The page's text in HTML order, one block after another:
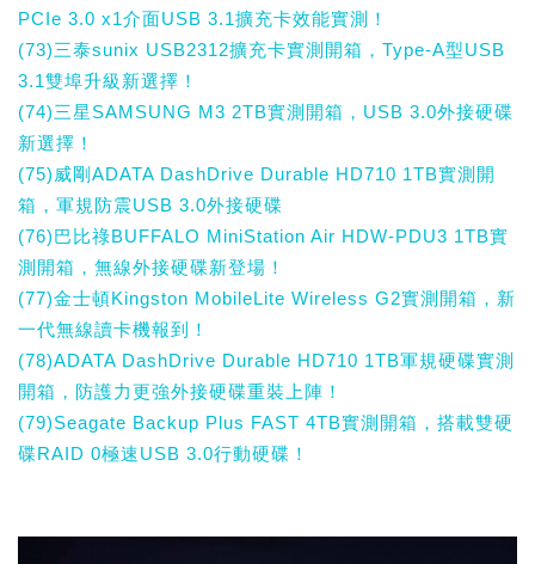
PCIe 3.0 x1介面USB 3.1擴充卡效能實測！
(73)三泰sunix USB2312擴充卡實測開箱，Type-A型USB
3.1雙埠升級新選擇！
(74)三星SAMSUNG M3 2TB實測開箱，USB 3.0外接硬碟
新選擇！
(75)威剛ADATA DashDrive Durable HD710 1TB實測開
箱，軍規防震USB 3.0外接硬碟
(76)巴比祿BUFFALO MiniStation Air HDW-PDU3 1TB實
測開箱，無線外接硬碟新登場！
(77)金士頓Kingston MobileLite Wireless G2實測開箱，新
一代無線讀卡機報到！
(78)ADATA DashDrive Durable HD710 1TB軍規硬碟實測
開箱，防護力更強外接硬碟重裝上陣！
(79)Seagate Backup Plus FAST 4TB實測開箱，搭載雙硬
碟RAID 0極速USB 3.0行動硬碟！